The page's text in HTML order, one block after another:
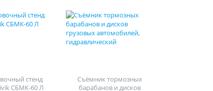
стенд
СБМК-60 Л
Съёмник тормозных
барабанов и дисков